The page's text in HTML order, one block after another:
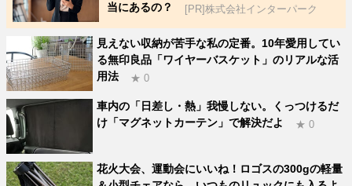
当にあるの？
[PR]株式会社インターパーク
見えない収納が苦手な私の定番。10年愛用してい
る無印良品「ワイヤーバスケット」のリアルな活
用法
★ 0
車内の「日差し・熱」我慢しない。くっつけるだ
け「マグネットカーテン」で解決だよ
★ 0
花火大会、運動会にいいね！ロゴスの300gの軽量